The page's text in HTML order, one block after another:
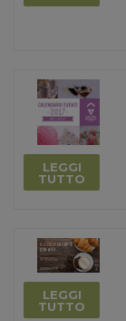
LEGGI
TUTTO
LEGGI
TUTTO